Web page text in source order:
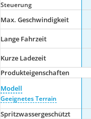
Steuerung
Max. Geschwindigkeit
Lange Fahrzeit
Kurze Ladezeit
Produkteigenschaften
Modell
Geeignetes Terrain
Spritzwassergeschützt